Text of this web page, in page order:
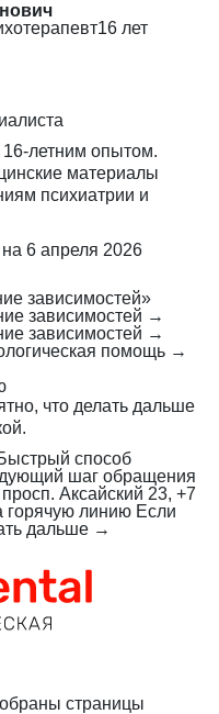
16 лет
летним опытом.
материалы
психиатрии и
6 апреля 2026
зависимостей»
зависимостей →
зависимостей →
помощь →
что делать дальше
способ
шаг обращения
Аксайский 23, +7
горячую линию Если
дальше →
страницы